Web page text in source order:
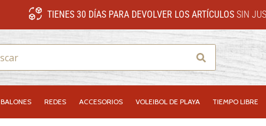
TIENES 30 DÍAS PARA DEVOLVER LOS ARTÍCULOS SIN
Buscar
BALONES REDES ACCESORIOS VOLEIBOL DE PLAYA TIEMPO LIBRE